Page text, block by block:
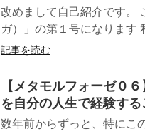
改めまして自己紹介です。
ガ）」の第１号になります
記事を読む
【メタモルフォーゼ０
を自分の人生で経験する
数年前からずっと、特にこ